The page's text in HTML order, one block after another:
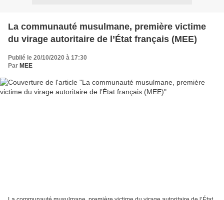
La communauté musulmane, première victime
du virage autoritaire de l’État français (MEE)
Publié le 20/10/2020 à 17:30
Par MEE